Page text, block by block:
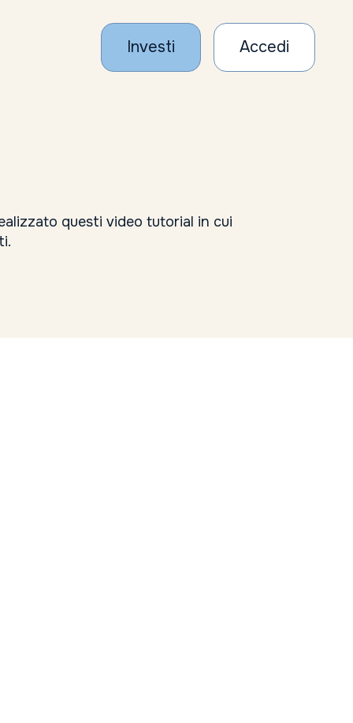
Investi Accedi
questi video tutorial in cui